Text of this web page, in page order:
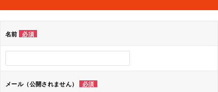
ビ
シ
ョ
名前 必須
メール（公開されません） 必須